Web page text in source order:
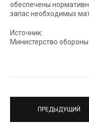
обеспечены
запас необходимых
Источник:
Министерство
ПРЕДЫДУЩИЙ